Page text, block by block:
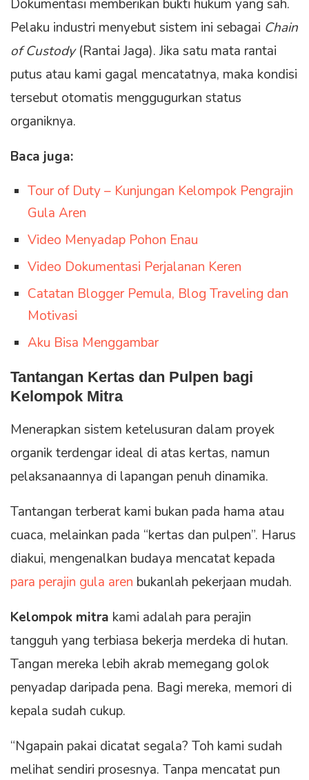
Dokumentasi memberikan bukti hukum yang sah.
Pelaku industri menyebut sistem ini sebagai Chain
of Custody(Rantai Jaga). Jika satu mata rantai
putus atau kami gagal mencatatnya, maka kondisi
tersebut otomatis menggugurkan status
organiknya.
Baca juga:
Tour of Duty – Kunjungan Kelompok Pengrajin
Gula Aren
Video Menyadap Pohon Enau
Video Dokumentasi Perjalanan Keren
Catatan Blogger Pemula, Blog Traveling dan
Motivasi
Aku Bisa Menggambar
Tantangan Kertas dan Pulpen bagi
Kelompok Mitra
Menerapkan sistem ketelusuran dalam proyek
organik terdengar ideal di atas kertas, namun
pelaksanaannya di lapangan penuh dinamika.
Tantangan terberat kami bukan pada hama atau
cuaca, melainkan pada “kertas dan pulpen”. Harus
diakui, mengenalkan budaya mencatat kepada
para perajin gula aren bukanlah pekerjaan mudah.
Kelompok mitra kami adalah para perajin
tangguh yang terbiasa bekerja merdeka di hutan.
Tangan mereka lebih akrab memegang golok
penyadap daripada pena. Bagi mereka, memori di
kepala sudah cukup.
“Ngapain pakai dicatat segala? Toh kami sudah
melihat sendiri prosesnya. Tanpa mencatat pun